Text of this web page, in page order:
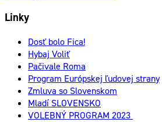
Linky
Dosť bolo Fica!
Hybaj Voliť
Pačivale Roma
Program Európskej ľudovej strany
Zmluva so Slovenskom
Mladí SLOVENSKO
VOLEBNÝ PROGRAM 2023